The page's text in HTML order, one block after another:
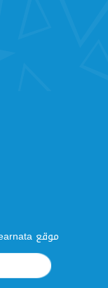
موقع Learnata